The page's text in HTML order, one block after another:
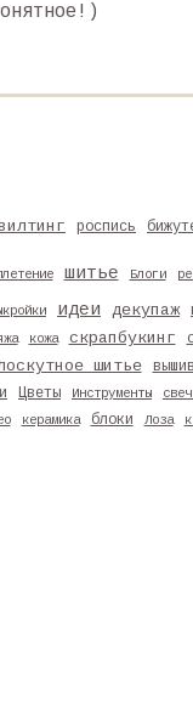
роспись
шитье Блоги
идеи декупаж
кожа скрапбукинг
шитье
Цветы Инструменты
керамика блоки Лоза